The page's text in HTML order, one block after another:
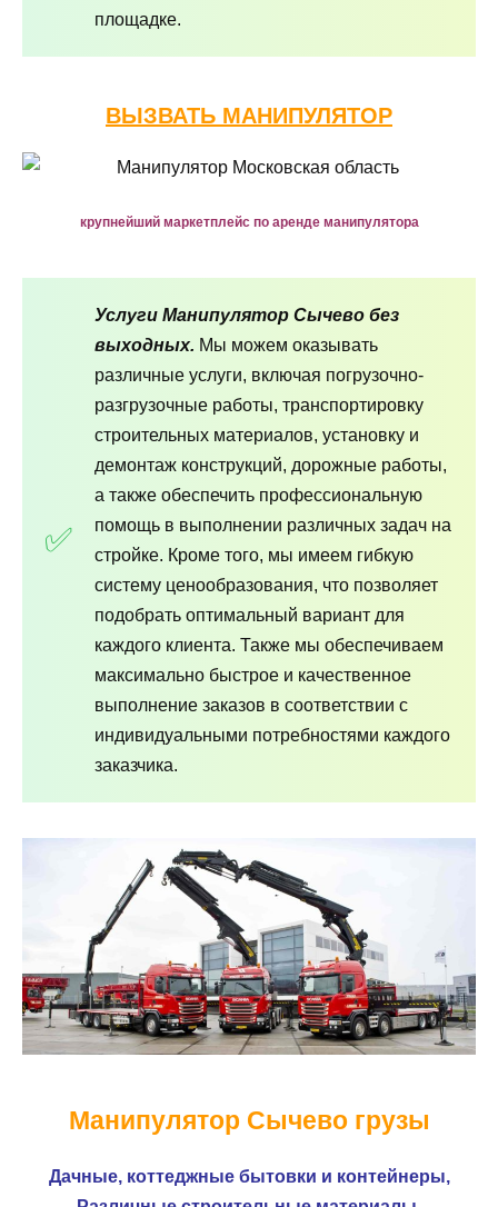
площадке.
ВЫЗВАТЬ МАНИПУЛЯТОР
крупнейший маркетплейс по аренде манипулятора
Услуги Манипулятор Сычево без
выходных. Мы можем оказывать
различные услуги, включая погрузочно-
разгрузочные работы, транспортировку
строительных материалов, установку и
демонтаж конструкций, дорожные работы,
а также обеспечить профессиональную
помощь в выполнении различных задач на
стройке. Кроме того, мы имеем гибкую
систему ценообразования, что позволяет
подобрать оптимальный вариант для
каждого клиента. Также мы обеспечиваем
максимально быстрое и качественное
выполнение заказов в соответствии с
индивидуальными потребностями каждого
заказчика.
Манипулятор Сычево грузы
Дачные, коттеджные бытовки и контейнеры,